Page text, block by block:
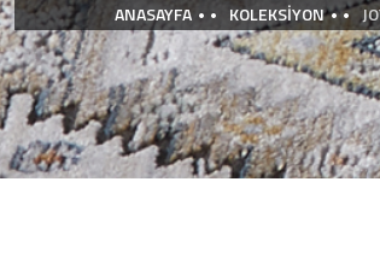
ANASAYFA KOLEKSIYON